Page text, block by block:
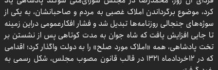
کرد، موضوع برگرداندن املاک غصبی به مردم و صاحبانشان، به یکی از
سوژه‌های جنجالی روزنامه‌ها تبدیل شد و فشار افکارعمومی دراین زمینه
تا جایی افزایش یافت که شاه جوان به مدت کوتاهی پس از نشستن بر
تخت پادشاهی، همه «املاک مورد صلح» را به دولت واگذار کرد؛ اقدامی
که در ۱۲خردادماه ۱۳۲۱ در قالب قانون مصوب مجلس، شکل رسمی به